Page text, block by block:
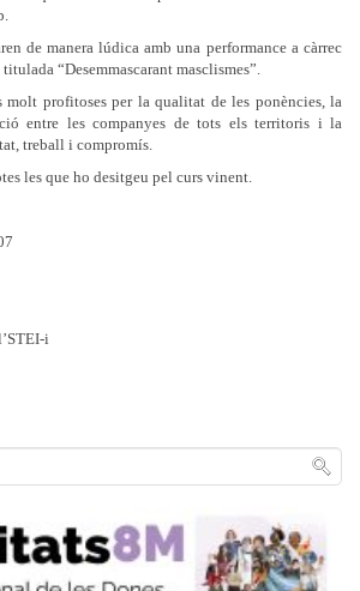
de manera lúdica amb una performance a càrrec
“Desemmascarant masclismes”.
molt profitoses per la qualitat de les ponències, la
entre les companyes de tots els territoris i la
treball i compromís.
les que ho desitgeu pel curs vinent.
i